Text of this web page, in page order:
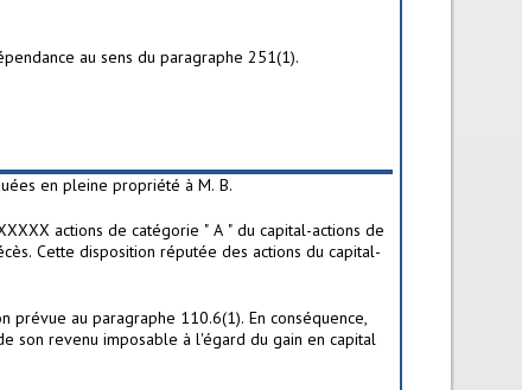
au sens du paragraphe 251(1).
en pleine propriété à M. B.
actions de catégorie " A " du capital-actions de
Cette disposition réputée des actions du capital-
prévue au paragraphe 110.6(1). En conséquence,
son revenu imposable à l'égard du gain en capital